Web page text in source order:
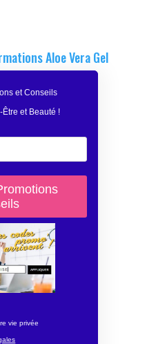
Aloe Vera Gel
et Conseils
et Beauté !
vie privée